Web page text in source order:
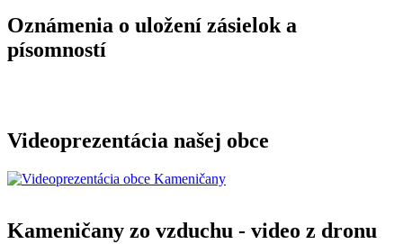
Oznámenia o uložení zásielok a
písomností
Videoprezentácia našej obce
Kameničany zo vzduchu - video z dronu